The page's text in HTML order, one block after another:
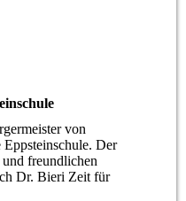
von
Der
freundlichen
Dr. Bieri Zeit für